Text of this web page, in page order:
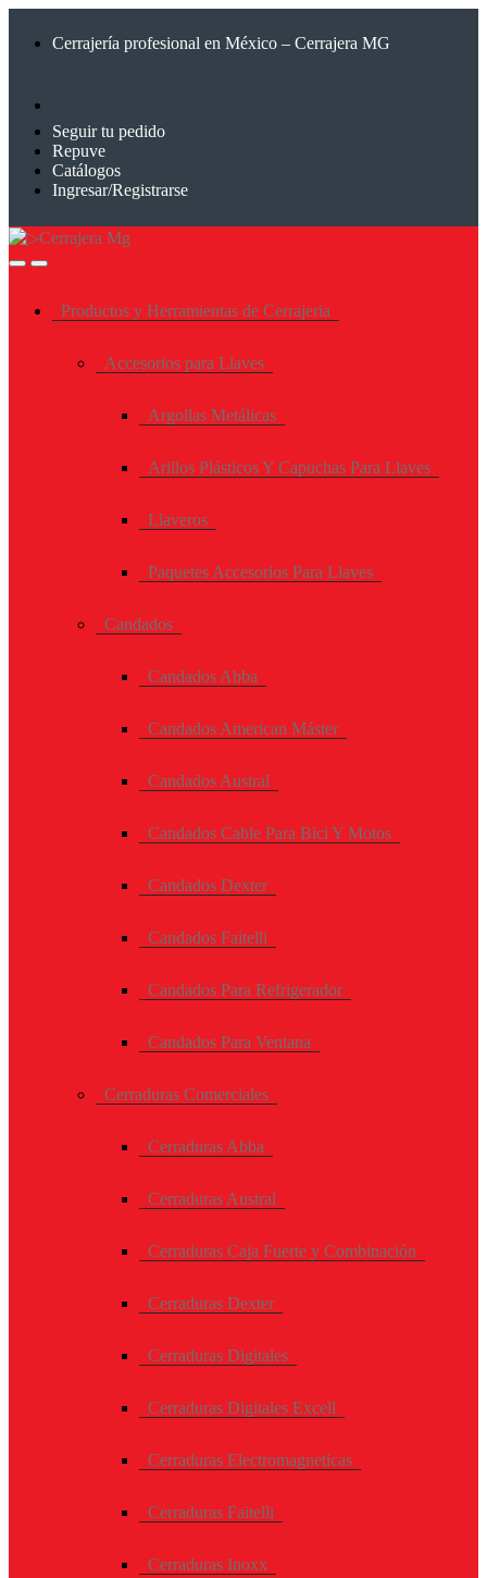
Cerrajería profesional en México – Cerrajera MG
Seguir tu pedido
Repuve
Catálogos
Ingresar/Registrarse
Productos y Herramientas de Cerrajeria
Accesorios para Llaves
Argollas Metálicas
Arillos Plásticos Y Capuchas Para Llaves
Llaveros
Paquetes Accesorios Para Llaves
Candados
Candados Abba
Candados American Máster
Candados Austral
Candados Cable Para Bici Y Motos
Candados Dexter
Candados Faitelli
Candados Para Refrigerador
Candados Para Ventana
Cerraduras Comerciales
Cerraduras Abba
Cerraduras Austral
Cerraduras Caja Fuerte y Combinación
Cerraduras Dexter
Cerraduras Digitales
Cerraduras Digitales Excell
Cerraduras Electromagneticas
Cerraduras Faitelli
Cerraduras Inoxx